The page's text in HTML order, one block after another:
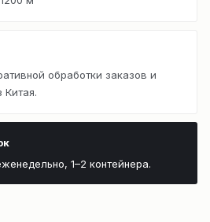
обработки заказов и
Китая.
1–2 контейнера.